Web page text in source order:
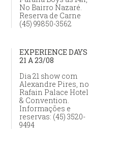
No Bairro Nazaré.
Reserva de Carne
(45) 99850-3562
EXPERIENCE DAYS
21 A 23/08
Dia 21 show com
Alexandre Pires, no
Rafain Palace Hotel
& Convention.
Informações e
reservas: (45) 3520-
9494